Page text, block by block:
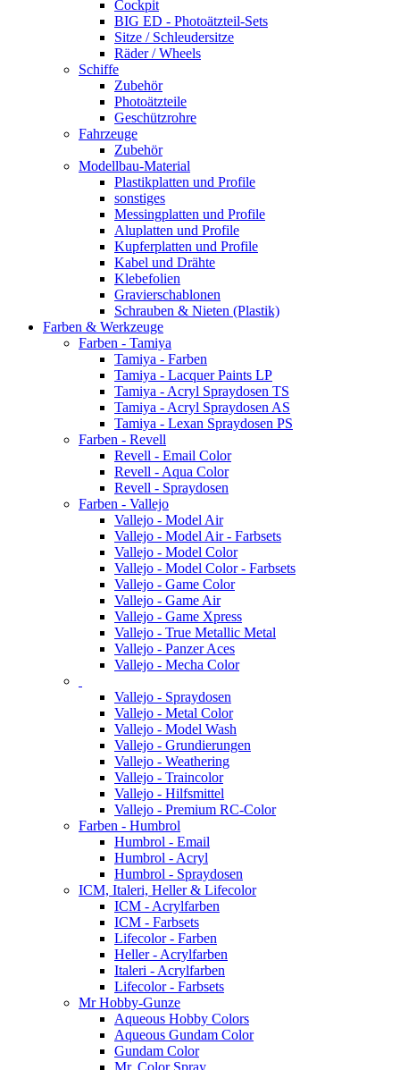
Cockpit
BIG ED - Photoätzteil-Sets
Sitze / Schleudersitze
Räder / Wheels
Schiffe
Zubehör
Photoätzteile
Geschützrohre
Fahrzeuge
Zubehör
Modellbau-Material
Plastikplatten und Profile
sonstiges
Messingplatten und Profile
Aluplatten und Profile
Kupferplatten und Profile
Kabel und Drähte
Klebefolien
Gravierschablonen
Schrauben & Nieten (Plastik)
Farben & Werkzeuge
Farben - Tamiya
Tamiya - Farben
Tamiya - Lacquer Paints LP
Tamiya - Acryl Spraydosen TS
Tamiya - Acryl Spraydosen AS
Tamiya - Lexan Spraydosen PS
Farben - Revell
Revell - Email Color
Revell - Aqua Color
Revell - Spraydosen
Farben - Vallejo
Vallejo - Model Air
Vallejo - Model Air - Farbsets
Vallejo - Model Color
Vallejo - Model Color - Farbsets
Vallejo - Game Color
Vallejo - Game Air
Vallejo - Game Xpress
Vallejo - True Metallic Metal
Vallejo - Panzer Aces
Vallejo - Mecha Color
Vallejo - Spraydosen
Vallejo - Metal Color
Vallejo - Model Wash
Vallejo - Grundierungen
Vallejo - Weathering
Vallejo - Traincolor
Vallejo - Hilfsmittel
Vallejo - Premium RC-Color
Farben - Humbrol
Humbrol - Email
Humbrol - Acryl
Humbrol - Spraydosen
ICM, Italeri, Heller & Lifecolor
ICM - Acrylfarben
ICM - Farbsets
Lifecolor - Farben
Heller - Acrylfarben
Italeri - Acrylfarben
Lifecolor - Farbsets
Mr Hobby-Gunze
Aqueous Hobby Colors
Aqueous Gundam Color
Gundam Color
Mr. Color Spray